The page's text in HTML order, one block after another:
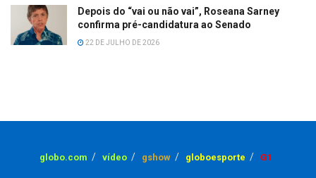
Depois do “vai ou não vai”, Roseana Sarney
confirma pré-candidatura ao Senado
22 DE JULHO DE 2026
globo.com vídeo gshow globoesporte G1